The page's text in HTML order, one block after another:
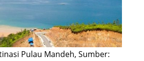
Pulau Mandeh, Sumber: